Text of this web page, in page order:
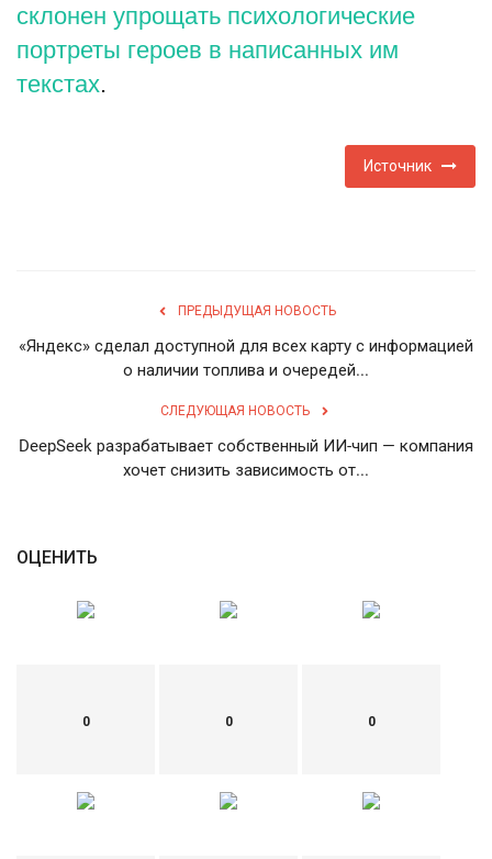
склонен упрощать психологические
портреты героев в написанных им
текстах.
Источник
ПРЕДЫДУЩАЯ НОВОСТЬ
«Яндекс» сделал доступной для всех карту с информацией
о наличии топлива и очередей...
СЛЕДУЮЩАЯ НОВОСТЬ
DeepSeek разрабатывает собственный ИИ-чип — компания
хочет снизить зависимость от...
ОЦЕНИТЬ
0 0 0